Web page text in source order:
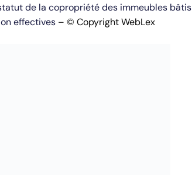
de la copropriété des immeubles bâtis
effectives – © Copyright WebLex